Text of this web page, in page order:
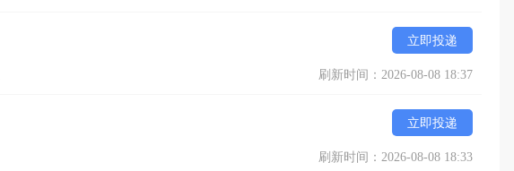
立即投递
刷新时间：2026-08-08 18:37
立即投递
刷新时间：2026-08-08 18:33